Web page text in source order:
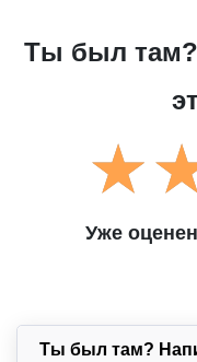
Ты был
Уже
Ты был там?